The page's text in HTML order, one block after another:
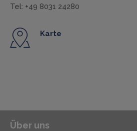
Tel: +49 8031 24280
Karte
Über uns